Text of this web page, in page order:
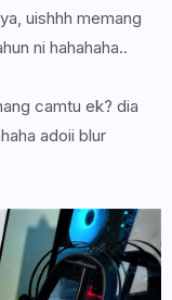
uishhh memang
ni hahahaha..
camtu ek? dia
adoii blur